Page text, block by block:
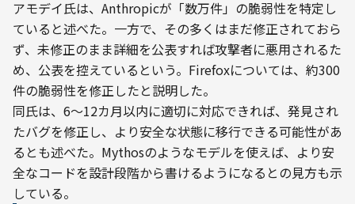
アモデイ氏は、Anthropicが「数万件」の脆弱性を特定し
ていると述べた。一方で、その多くはまだ修正されておら
ず、未修正のまま詳細を公表すれば攻撃者に悪用されるた
め、公表を控えているという。Firefoxについては、約300
件の脆弱性を修正したと説明した。
同氏は、6〜12カ月以内に適切に対応できれば、発見され
たバグを修正し、より安全な状態に移行できる可能性があ
るとも述べた。Mythosのようなモデルを使えば、より安
全なコードを設計段階から書けるようになるとの見方も示
している。